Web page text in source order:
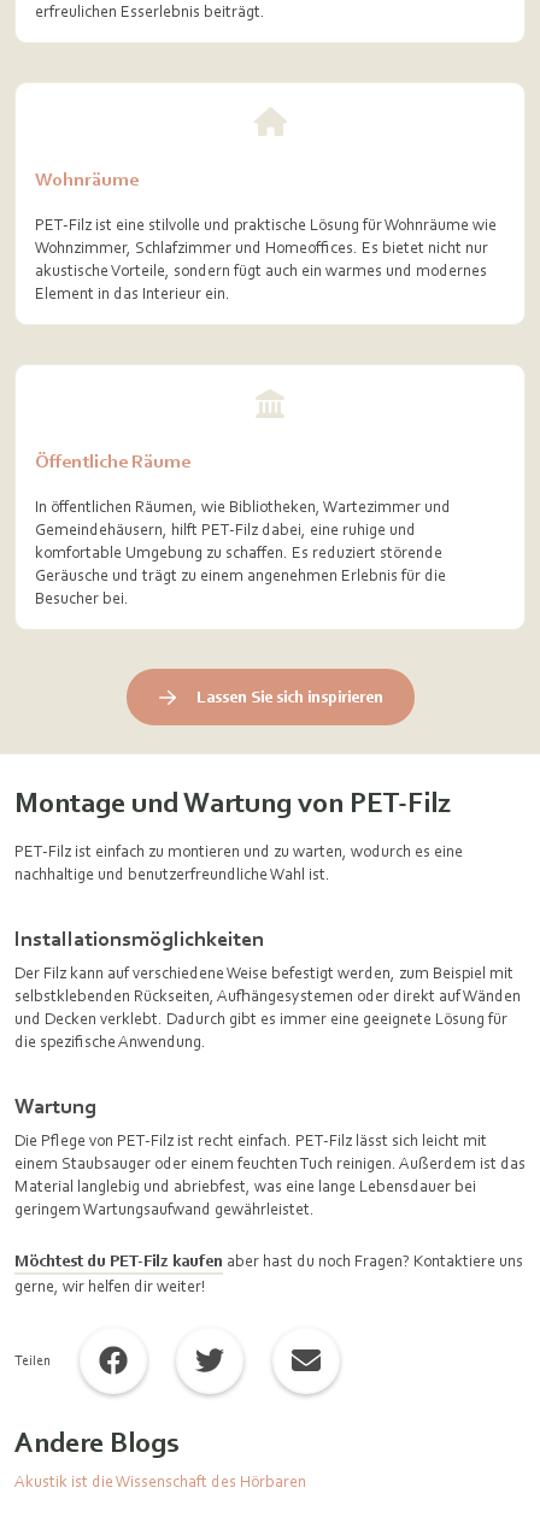
erfreulichen Esserlebnis beiträgt.
Wohnräume
PET-Filz ist eine stilvolle und praktische Lösung für Wohnräume wie
Wohnzimmer, Schlafzimmer und Homeoffices. Es bietet nicht nur
akustische Vorteile, sondern fügt auch ein warmes und modernes
Element in das Interieur ein.
Öffentliche Räume
In öffentlichen Räumen, wie Bibliotheken, Wartezimmer und
Gemeindehäusern, hilft PET-Filz dabei, eine ruhige und
komfortable Umgebung zu schaffen. Es reduziert störende
Geräusche und trägt zu einem angenehmen Erlebnis für die
Besucher bei.
Lassen Sie sich inspirieren
Montage und Wartung von PET-Filz
PET-Filz ist einfach zu montieren und zu warten, wodurch es eine
nachhaltige und benutzerfreundliche Wahl ist.
Installationsmöglichkeiten
Der Filz kann auf verschiedene Weise befestigt werden, zum Beispiel mit
selbstklebenden Rückseiten, Aufhängesystemen oder direkt auf Wänden
und Decken verklebt. Dadurch gibt es immer eine geeignete Lösung für
die spezifische Anwendung.
Wartung
Die Pflege von PET-Filz ist recht einfach. PET-Filz lässt sich leicht mit
einem Staubsauger oder einem feuchten Tuch reinigen. Außerdem ist das
Material langlebig und abriebfest, was eine lange Lebensdauer bei
geringem Wartungsaufwand gewährleistet.
Möchtest du PET-Filz kaufen aber hast du noch Fragen? Kontaktiere uns
gerne, wir helfen dir weiter!
Teilen
Andere Blogs
Akustik ist die Wissenschaft des Hörbaren